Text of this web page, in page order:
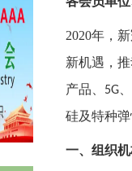
2020年，
新机遇，
产品、 5G
硅及特种
一、组织